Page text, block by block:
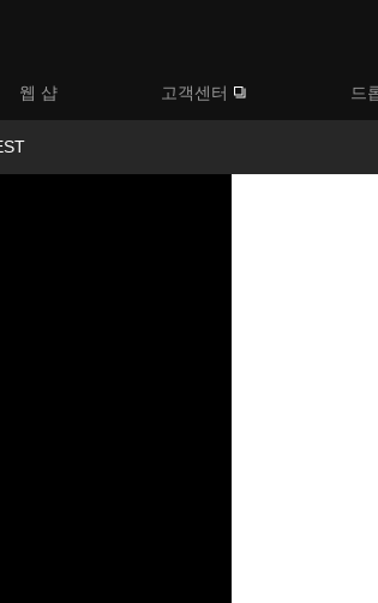
웹 샵 고객센터 드